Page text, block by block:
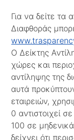
Για να δείτε τα
Διαφθοράς
Ο Δείκτης
χώρες και
αντίληψης της
αυτά
εταιρειών,
0 αντιστοιχεί
100 σε
δείχνει ότι